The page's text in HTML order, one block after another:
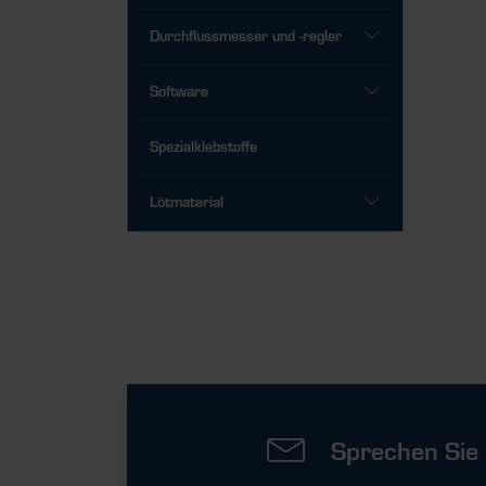
Durchflussmesser und -regler
Software
Spezialklebstoffe
Lötmaterial
Sprechen Sie